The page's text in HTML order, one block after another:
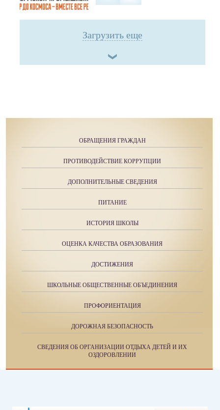
Загрузить еще
ОБРАЩЕНИЯ ГРАЖДАН
ПРОТИВОДЕЙСТВИЕ КОРРУПЦИИ
ДОПОЛНИТЕЛЬНЫЕ СВЕДЕНИЯ
ПИТАНИЕ
ИСТОРИЯ ШКОЛЫ
ОЦЕНКА КАЧЕСТВА ОБРАЗОВАНИЯ
ДОСТИЖЕНИЯ
ШКОЛЬНЫЕ ОБЩЕСТВЕННЫЕ ОБЪЕДИНЕНИЯ
ПРОФОРИЕНТАЦИЯ
ДОРОЖНАЯ БЕЗОПАСНОСТЬ
СВЕДЕНИЯ ОБ ОРГАНИЗАЦИИ ОТДЫХА ДЕТЕЙ И ИХ
ОЗДОРОВЛЕНИИ